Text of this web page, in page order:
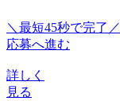
＼最短45秒で完了／
応募へ進む
詳しく
見る